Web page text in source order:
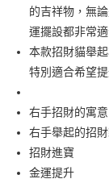
宅配
每筆NT$100，滿
的吉祥物，無
運擺設都非常適
本款招財貓舉
特別適合希望
右手招財的寓意
右手舉起的招財
招財進寶
金運提升